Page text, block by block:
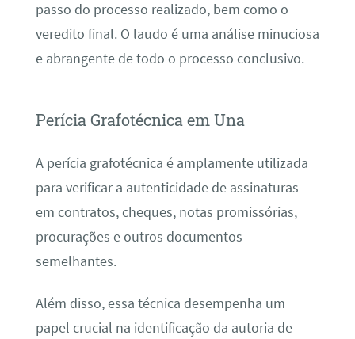
passo do processo realizado, bem como o
veredito final. O laudo é uma análise minuciosa
e abrangente de todo o processo conclusivo.
Perícia Grafotécnica em Una
A perícia grafotécnica é amplamente utilizada
para verificar a autenticidade de assinaturas
em contratos, cheques, notas promissórias,
procurações e outros documentos
semelhantes.
Além disso, essa técnica desempenha um
papel crucial na identificação da autoria de